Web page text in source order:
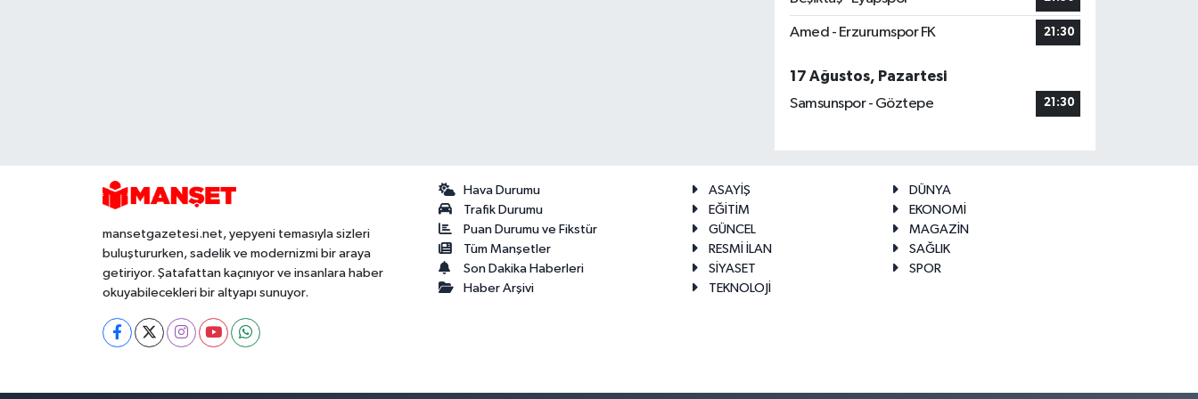
Amed - Erzurumspor FK 21:30
17 Ağustos, Pazartesi
Samsunspor - Göztepe
21:30
mansetgazetesi.net, yepyeni temasıyla sizleri
buluştururken, sadelik ve modernizmi bir araya
getiriyor. Şatafattan kaçınıyor ve insanlara haber
okuyabilecekleri bir altyapı sunuyor.
Hava Durumu
Trafik Durumu
Puan Durumu ve Fikstür
Tüm Manşetler
Son Dakika Haberleri
Haber Arşivi
ASAYİŞ
DÜNYA
EĞİTİM
EKONOMİ
GÜNCEL
MAGAZİN
RESMİ İLAN
SAĞLIK
SİYASET
SPOR
TEKNOLOJİ